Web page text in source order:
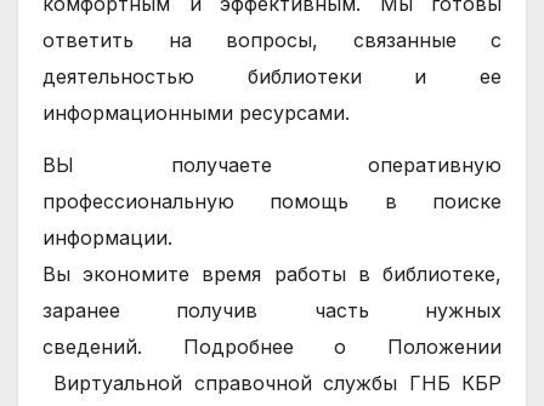
ответить на вопросы, связанные с
деятельностью библиотеки и ее
информационными ресурсами.
ВЫ получаете оперативную
профессиональную помощь в поиске
информации.
Вы экономите время работы в библиотеке,
заранее получив часть нужных
сведений. Подробнее о Положении
Виртуальной справочной службы ГНБ КБР